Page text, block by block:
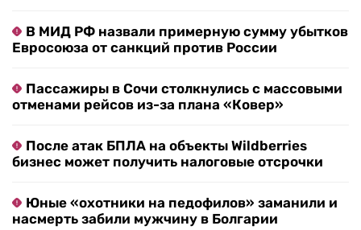
В МИД РФ назвали примерную сумму убытков
Евросоюза от санкций против России
Пассажиры в Сочи столкнулись с массовыми
отменами рейсов из-за плана «Ковер»
После атак БПЛА на объекты Wildberries
бизнес может получить налоговые отсрочки
Юные «охотники на педофилов» заманили и
насмерть забили мужчину в Болгарии